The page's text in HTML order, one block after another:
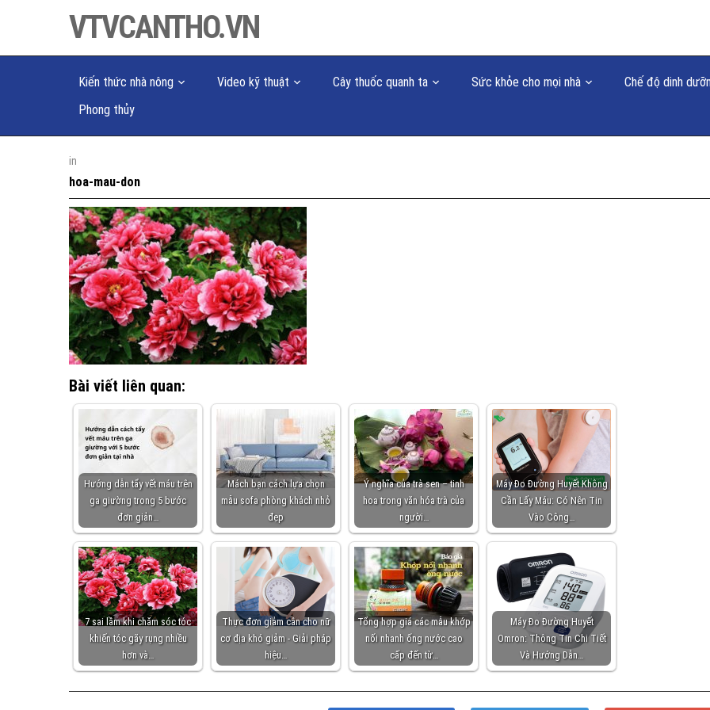
VTVCANTHO.VN
Kiến thức nhà nông Video kỹ thuật Cây thuốc quanh ta Sức khỏe cho mọi nhà
Chế độ dinh
Phong thủy
in
hoa-mau-don
Bài viết liên quan:
Hướng dẫn tẩy vết máu trên
ga giường trong 5 bước
đơn giản…
Mách bạn cách lựa chọn
mẫu sofa phòng khách nhỏ
đẹp
Ý nghĩa của trà sen – tinh
hoa trong văn hóa trà của
người…
Máy Đo Đường Huyết Không
Cần Lấy Máu: Có Nên Tin
Vào Công…
7 sai lầm khi chăm sóc tóc
khiến tóc gãy rụng nhiều
hơn và…
Thực đơn giảm cân cho nữ
cơ địa khó giảm - Giải pháp
hiệu…
Tổng hợp giá các mẫu khớp
nối nhanh ống nước cao
cấp đến từ…
Máy Đo Đường Huyết
Omron: Thông Tin Chi Tiết
Và Hướng Dẫn…